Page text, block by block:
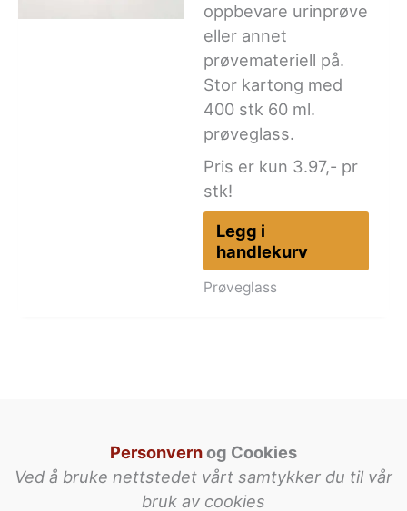
oppbevare urinprøve
eller annet
prøvemateriell på.
Stor kartong med
400 stk 60 ml.
prøveglass.
Pris er kun 3.97,- pr
stk!
Legg i
handlekurv
Prøveglass
Personvernog Cookies
Ved å bruke nettstedet vårt samtykker du til vår
bruk av cookies